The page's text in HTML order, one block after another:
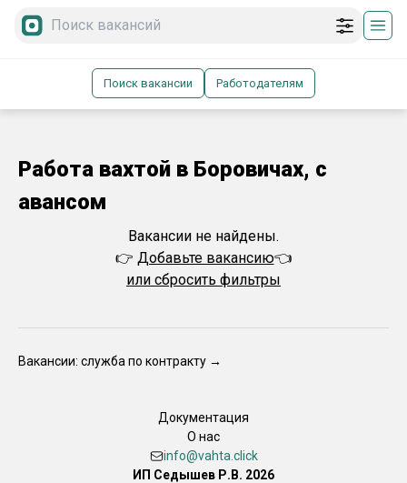
Поиск вакансии Работодателям
Работа вахтой в Боровичах, с
авансом
Вакансии не найдены.
👉 Добавьте вакансию👈
или сбросить фильтры
Вакансии: служба по контракту →
Документация
О нас
info@vahta.click
ИП Седышев Р.В. 2026